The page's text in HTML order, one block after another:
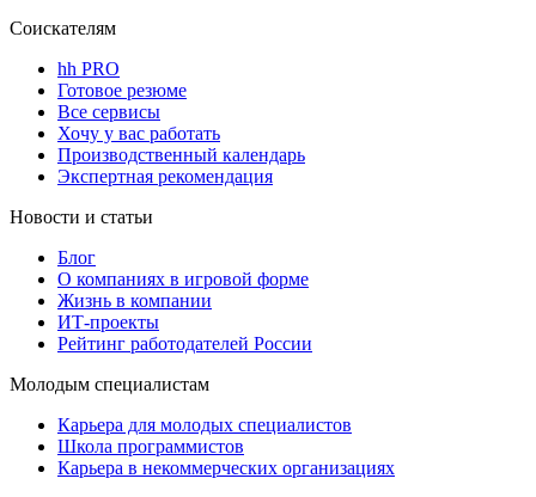
Соискателям
hh PRO
Готовое резюме
Все сервисы
Хочу у вас работать
Производственный календарь
Экспертная рекомендация
Новости и статьи
Блог
О компаниях в игровой форме
Жизнь в компании
ИТ-проекты
Рейтинг работодателей России
Молодым специалистам
Карьера для молодых специалистов
Школа программистов
Карьера в некоммерческих организациях